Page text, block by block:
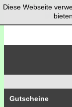
Gutscheine
Diese Webseite